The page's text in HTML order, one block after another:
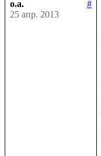
o.a.
#
25 апр. 2013